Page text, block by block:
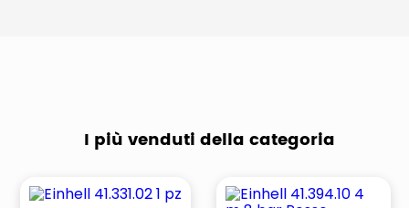
I più venduti della categoria